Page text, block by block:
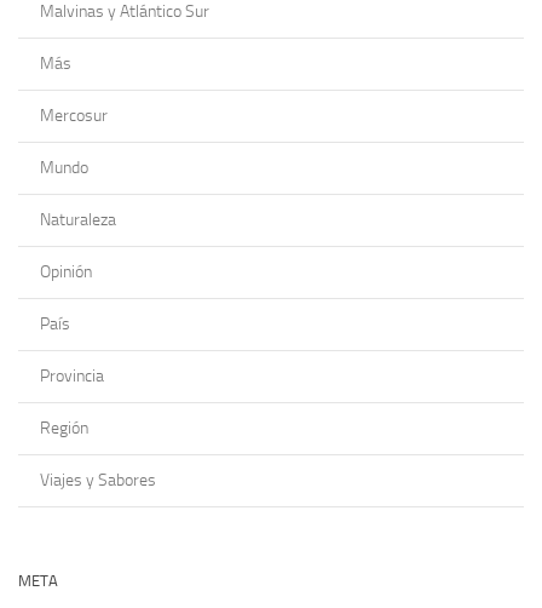
Malvinas y Atlántico Sur
Más
Mercosur
Mundo
Naturaleza
Opinión
País
Provincia
Región
Viajes y Sabores
META